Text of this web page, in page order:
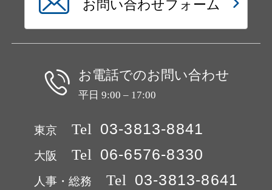
お問い合わせフォーム
お電話でのお問い合わせ
平日 9:00 – 17:00
東京 Tel 03-3813-8841
大阪 Tel 06-6576-8330
人事・総務 Tel 03-3813-8641